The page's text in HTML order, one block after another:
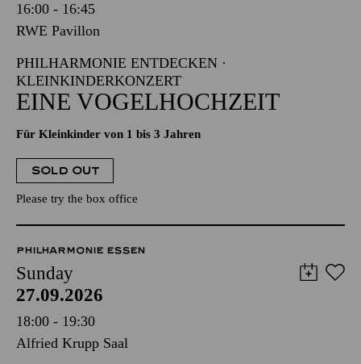
16:00 - 16:45
RWE Pavillon
PHILHARMONIE ENTDECKEN ·
KLEINKINDERKONZERT
EINE VOGELHOCHZEIT
Für Kleinkinder von 1 bis 3 Jahren
SOLD OUT
Please try the box office
PHILHARMONIE ESSEN
Sunday
27.09.2026
18:00 - 19:30
Alfried Krupp Saal